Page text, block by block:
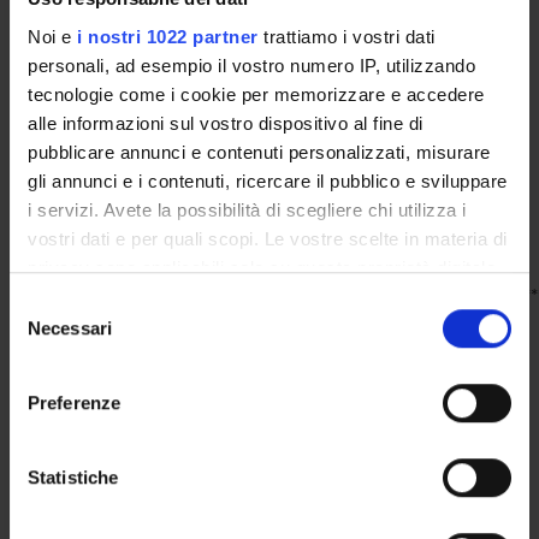
Noi e i nostri 1022 partner trattiamo i vostri dati
personali, ad esempio il vostro numero IP, utilizzando
tecnologie come i cookie per memorizzare e accedere
alle informazioni sul vostro dispositivo al fine di
pubblicare annunci e contenuti personalizzati, misurare
gli annunci e i contenuti, ricercare il pubblico e sviluppare
i servizi. Avete la possibilità di scegliere chi utilizza i
vostri dati e per quali scopi. Le vostre scelte in materia di
privacy sono applicabili solo su questa proprietà digitale
modificare o revocare il proprio consenso in qualsiasi
momento dalla Dichiarazione sui cookie o facendo clic
raccogliere informazioni sulla tua posizione
geografica, con un'approssimazione di qualche
delNecessari
Preferenze
Statistiche
Dipartimento di Scienze Giuridiche, Via Carlo Montanari
9, Verona
Also accessible online (via
Zoom: https://univr.zoom.us/j/84720122830
The seminar is open to the academic community
(Autonomia e Regolazione nei rapporti Transnazionali)
afferenti al Centro IUSTeC del Progetto di Eccellenza MIUR